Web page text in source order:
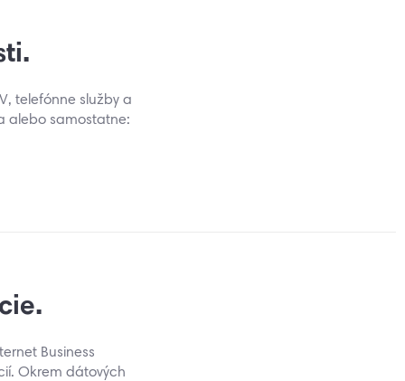
telefónne služby a
alebo samostatne:
Business
Okrem dátových